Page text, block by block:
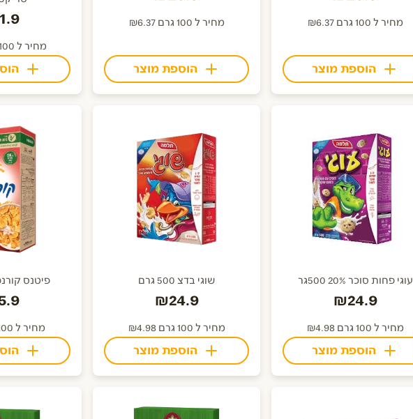
מחיר ל 100 גרם ₪6.37
הוספת מוצר
מחיר ל 100 גרם ₪6.37
הוספת מוצר
מחיר ל 100 גרם ₪4.56
עוגי פחות סוכר 20% 500גר
₪24.9
מחיר ל 100 גרם ₪4.98
הוספת מוצר
שוגי בדצ 500 גרם
₪24.9
מחיר ל 100 גרם ₪4.98
הוספת מוצר
פיטנס
מחיר ל 100 גרם ₪3.18